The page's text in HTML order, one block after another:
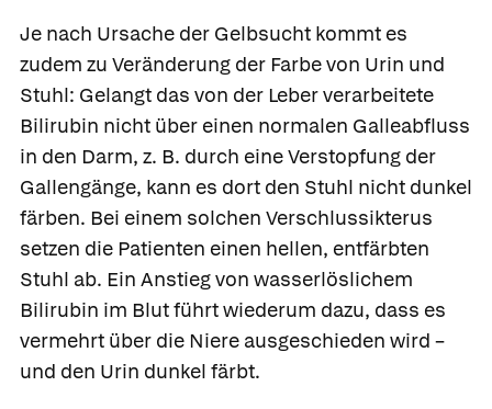
Je nach Ursache der Gelbsucht kommt es
zudem zu Veränderung der Farbe von Urin und
Stuhl: Gelangt das von der Leber verarbeitete
Bilirubin nicht über einen normalen Galleabfluss
in den Darm, z. B. durch eine Verstopfung der
Gallengänge, kann es dort den Stuhl nicht dunkel
färben. Bei einem solchen Verschlussikterus
setzen die Patienten einen hellen, entfärbten
Stuhl ab. Ein Anstieg von wasserlöslichem
Bilirubin im Blut führt wiederum dazu, dass es
vermehrt über die Niere ausgeschieden wird –
und den Urin dunkel färbt.